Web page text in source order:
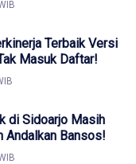
Terbaik Versi
Masuk Daftar!
di Sidoarjo Masih
Andalkan Bansos!